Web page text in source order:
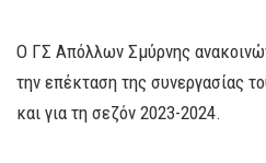
Ο ΓΣ Απόλλων Σμύρνης
την επέκταση της συνεργασίας
και για τη σεζόν 2023-2024.